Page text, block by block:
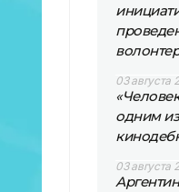
03 августа
одним
03 августа